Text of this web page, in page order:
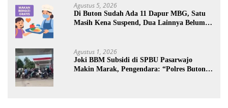
Agustus 5, 2026
Di Buton Sudah Ada 11 Dapur MBG, Satu
Masih Kena Suspend, Dua Lainnya Belum
Agustus 1, 2026
Joki BBM Subsidi di SPBU Pasarwajo
Makin Marak, Pengendara: “Polres Buton